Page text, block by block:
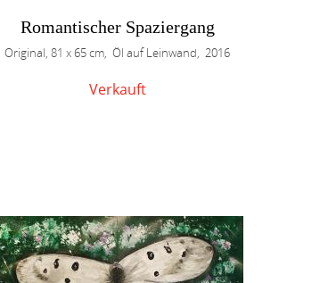
Romantischer Spaziergang
Original, 81 x 65 cm, Öl auf Leinwand, 2016
Verkauft